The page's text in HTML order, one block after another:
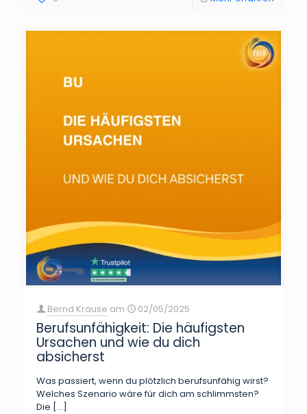
Bernd Krause am 02/05/2025
Berufsunfähigkeit: Die häufigsten
Ursachen und wie du dich
absicherst
Was passiert, wenn du plötzlich berufsunfähig wirst?
Welches Szenario wäre für dich am schlimmsten?
Die […]